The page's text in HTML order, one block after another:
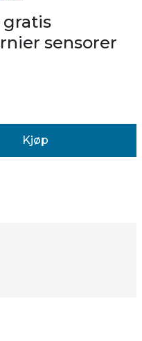
gratis
sensorer
Kjøp